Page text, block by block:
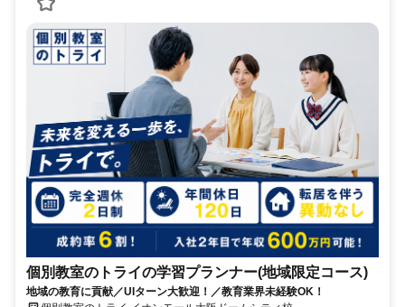
個別教室のトライの学習プランナー(地域限定コース)
地域の教育に貢献／UIターン大歓迎！／教育業界未経験OK！